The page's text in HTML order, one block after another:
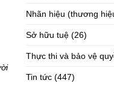
Nhãn hiệu (thương
Sở hữu tuệ (26)
Thực thi và bảo vệ
Tin tức (447)